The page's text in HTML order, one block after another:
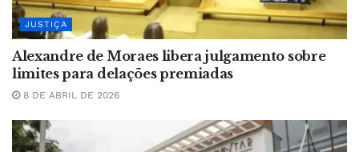
JUSTIÇA
Alexandre de Moraes libera julgamento sobre
limites para delações premiadas
8 DE ABRIL DE 2026